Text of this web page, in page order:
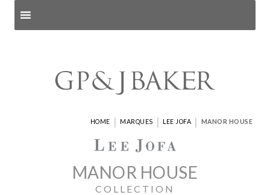
HOME | MARQUES | LEE JOFA | MANOR HOUSE
MANOR HOUSE
COLLECTION